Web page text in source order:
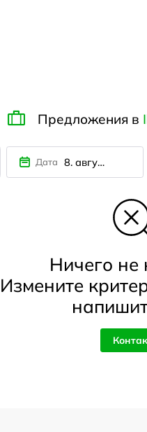
Предложения в
Дата 8. августа
Ничего не
Измените